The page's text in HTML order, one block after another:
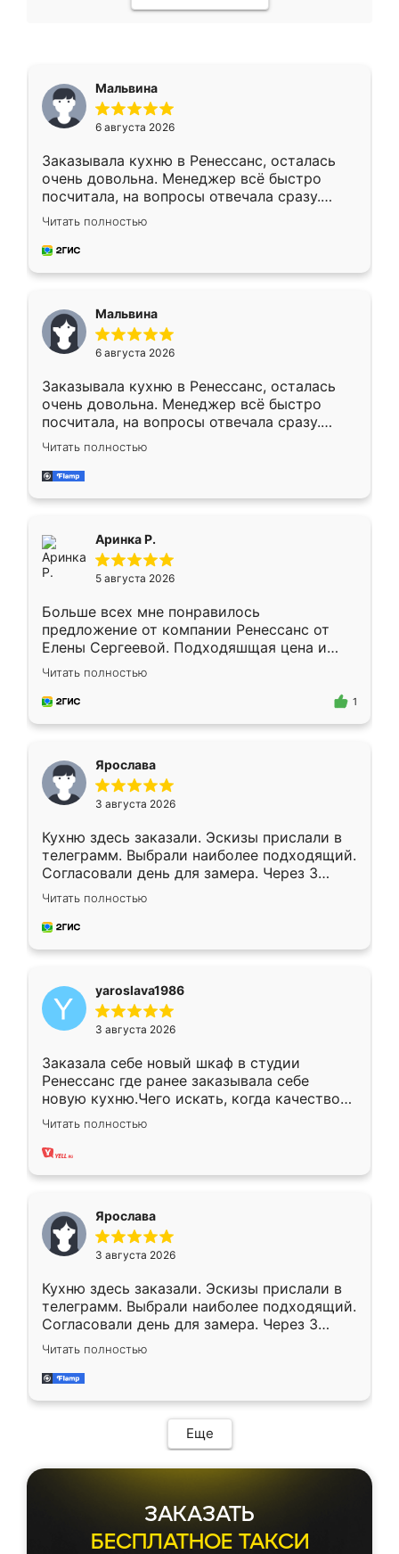
Мальвина
6 августа 2026
Заказывала кухню в Ренессанс, осталась
очень довольна. Менеджер всё быстро
посчитала, на вопросы отвечала сразу.
Замерщик приехал в субботу, подошёл к
делу со всей ответственностью. Собрали
за день, ребята работали аккуратно, даже
Читать полностью
Мальвина
6 августа 2026
Заказывала кухню в Ренессанс, осталась
очень довольна. Менеджер всё быстро
посчитала, на вопросы отвечала сразу.
Замерщик приехал в субботу, подошёл к
делу со всей ответственностью. Собрали
за день, ребята работали аккуратно, даже
Читать полностью
Аринка Р.
5 августа 2026
Больше всех мне понравилось
предложение от компании Ренессанс от
Елены Сергеевой. Подходяшщая цена и
короткие сроки изготовления. Приехавший
для замера сотрудник Владислав
предложил по моему эскизу самый
Читать полностью
1
Ярослава
3 августа 2026
Кухню здесь заказали. Эскизы прислали в
телеграмм. Выбрали наиболее подходящий.
Согласовали день для замера. Через 3
недели кухня была уже готова. Остались
довольны работой. Спасибо Ренессанс
мебель за качественную работу!
Читать полностью
yaroslava1986
3 августа 2026
Заказала себе новый шкаф в студии
Ренессанс где ранее заказывала себе
новую кухню.Чего искать, когда качеством
вполне довольна. Служит кухня уже почти
два года, нареканий нет.
Читать полностью
Ярослава
3 августа 2026
Кухню здесь заказали. Эскизы прислали в
телеграмм. Выбрали наиболее подходящий.
Согласовали день для замера. Через 3
недели кухня была уже готова. Остались
довольны работой. Спасибо Ренессанс
мебель за качественную работу!
Читать полностью
Еще
ЗАКАЗАТЬ
БЕСПЛАТНОЕ ТАКСИ